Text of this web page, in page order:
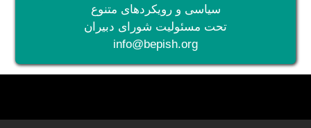
سیاسی و رویکردهای متنوع
تحت مسئولیت شورای دبیران
info@bepish.org